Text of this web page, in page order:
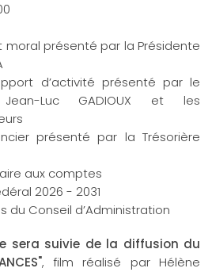
moral présenté par la Présidente
d’activité présenté par le
Luc GADIOUX et les
présenté par la Trésorière
aux comptes
2026 - 2031
du Conseil d’Administration
sera suivie de la diffusion du
, film réalisé par Hélène